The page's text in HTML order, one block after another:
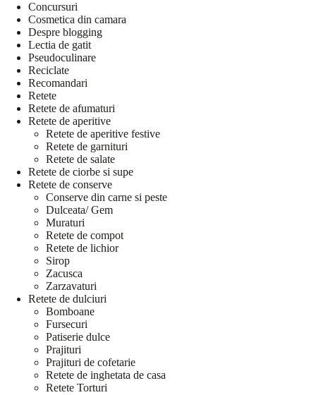
Concursuri
Cosmetica din camara
Despre blogging
Lectia de gatit
Pseudoculinare
Reciclate
Recomandari
Retete
Retete de afumaturi
Retete de aperitive
Retete de aperitive festive
Retete de garnituri
Retete de salate
Retete de ciorbe si supe
Retete de conserve
Conserve din carne si peste
Dulceata/ Gem
Muraturi
Retete de compot
Retete de lichior
Sirop
Zacusca
Zarzavaturi
Retete de dulciuri
Bomboane
Fursecuri
Patiserie dulce
Prajituri
Prajituri de cofetarie
Retete de inghetata de casa
Retete Torturi